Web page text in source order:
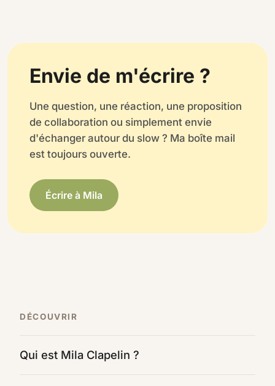
Envie de m'écrire ?
Une question, une réaction, une proposition
de collaboration ou simplement envie
d'échanger autour du slow ? Ma boîte mail
est toujours ouverte.
Écrire à Mila
DÉCOUVRIR
Qui est Mila Clapelin ?